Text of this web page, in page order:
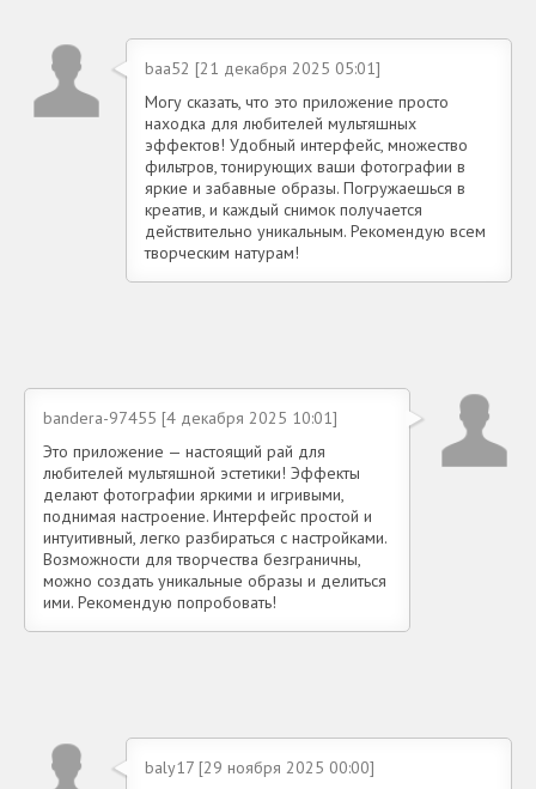
baa52 [21 декабря 2025 05:01]
Могу сказать, что это приложение просто
находка для любителей мультяшных
эффектов! Удобный интерфейс, множество
фильтров, тонирующих ваши фотографии в
яркие и забавные образы. Погружаешься в
креатив, и каждый снимок получается
действительно уникальным. Рекомендую всем
творческим натурам!
bandera-97455 [4 декабря 2025 10:01]
Это приложение — настоящий рай для
любителей мультяшной эстетики! Эффекты
делают фотографии яркими и игривыми,
поднимая настроение. Интерфейс простой и
интуитивный, легко разбираться с настройками.
Возможности для творчества безграничны,
можно создать уникальные образы и делиться
ими. Рекомендую попробовать!
baly17 [29 ноября 2025 00:00]